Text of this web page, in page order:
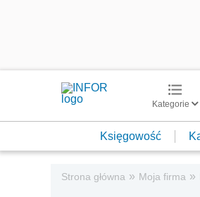
Kategorie
Księgowość
Strona główna » Moja firma »